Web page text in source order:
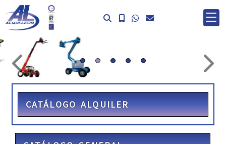
prev
CATÁLOGO ALQUILER